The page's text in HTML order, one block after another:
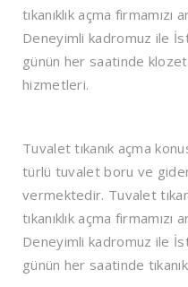
tıkanıklık açma
Deneyimli kadromuz ile
günün her saatinde klozet
hizmetleri.
Tuvalet tıkanık açma
türlü tuvalet boru ve gider
vermektedir. Tuvalet
tıkanıklık açma
Deneyimli kadromuz ile
günün her saatinde